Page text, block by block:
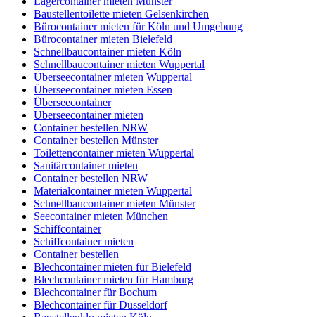
Baustellentoilette mieten Gelsenkirchen
Bürocontainer mieten für Köln und Umgebung
Bürocontainer mieten Bielefeld
Schnellbaucontainer mieten Köln
Schnellbaucontainer mieten Wuppertal
Überseecontainer mieten Wuppertal
Überseecontainer mieten Essen
Überseecontainer
Überseecontainer mieten
Container bestellen NRW
Container bestellen Münster
Toilettencontainer mieten Wuppertal
Sanitärcontainer mieten
Container bestellen NRW
Materialcontainer mieten Wuppertal
Schnellbaucontainer mieten Münster
Seecontainer mieten München
Schiffcontainer
Schiffcontainer mieten
Container bestellen
Blechcontainer mieten für Bielefeld
Blechcontainer mieten für Hamburg
Blechcontainer für Bochum
Blechcontainer für Düsseldorf